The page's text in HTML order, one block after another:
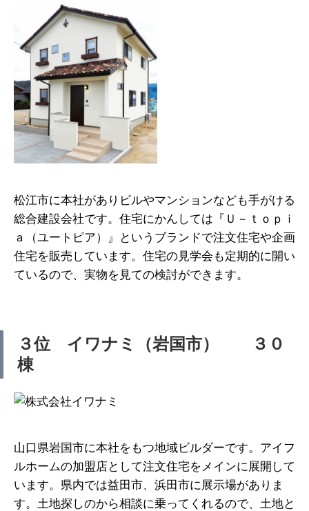
松江市に本社がありビルやマンションなども手がける
総合建設会社です。住宅にかんしては『Ｕ－ｔｏｐｉ
ａ（ユートピア）』というブランドで注文住宅や企画
住宅を販売しています。住宅の見学会も定期的に開い
ているので、実物を見ての検討ができます。
３位 イワナミ（岩国市） ３０
棟
山口県岩国市に本社をもつ地域ビルダーです。アイフ
ルホームの加盟店として注文住宅をメインに展開して
います。県内では益田市、浜田市に展示場がありま
す。土地探しのから相談に乗ってくれるので、土地と